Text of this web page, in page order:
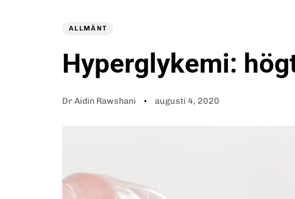
ALLMÄNT
Hyperglykemi:
Dr Aidin Rawshani augusti 4, 2020